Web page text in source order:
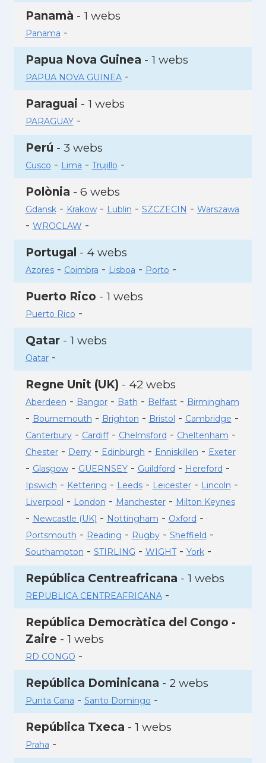
Panamà - 1 webs
Panama -
Papua Nova Guinea - 1 webs
PAPUA NOVA GUINEA-
Paraguai - 1 webs
PARAGUAY-
Perú - 3 webs
Cusco - Lima - Trujillo -
Polònia - 6 webs
Gdansk- Krakow- Lublin - SZCZECIN - Warszawa
- WROCLAW -
Portugal - 4 webs
Azores- Coimbra - Lisboa - Porto -
Puerto Rico - 1 webs
Puerto Rico -
Qatar- 1 webs
Qatar-
Regne Unit (UK) - 42 webs
Aberdeen - Bangor- Bath - Belfast- Birmingham
- Bournemouth - Brighton - Bristol - Cambridge -
Canterbury- Cardiff- Chelmsford - Cheltenham -
Chester- Derry- Edinburgh - Enniskillen - Exeter
- Glasgow- GUERNSEY- Guildford - Hereford -
Ipswich - Kettering - Leeds- Leicester- Lincoln -
Liverpool - London - Manchester- Milton Keynes
- Newcastle (UK) - Nottingham - Oxford -
Portsmouth - Reading - Rugby- Sheffield -
Southampton - STIRLING - WIGHT- York-
República Centreafricana - 1 webs
REPUBLICA CENTREAFRICANA-
República Democràtica del Congo -
Zaire - 1 webs
RD CONGO -
República Dominicana - 2 webs
Punta Cana - Santo Domingo -
República Txeca - 1 webs
Praha -